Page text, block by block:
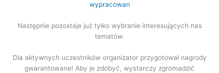
wypracowan
Następnie pozostaje już tylko wybranie interesujących nas
tematów.
Dla aktywnych uczestników organizator przygotował nagrody
gwarantowane! Aby je zdobyć, wystarczy zgromadzić